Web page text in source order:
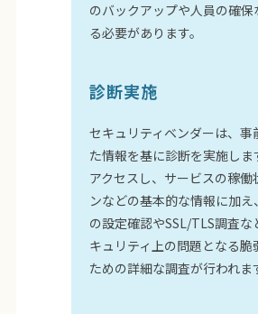
のバックアップや人員の確
る必要があります。
診断実施
セキュリティベンダーは、事
た情報を基に診断を実施しま
アクセスし、サービスの稼働
ンなどの基本的な情報に加
の設定確認やSSL/TLS調査な
キュリティ上の問題となる脆
ための詳細な調査が行われま